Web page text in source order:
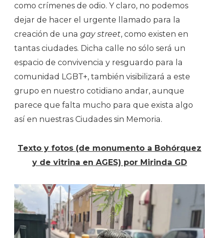
como crímenes de odio. Y claro, no podemos
dejar de hacer el urgente llamado para la
creación de una gay street, como existen en
tantas ciudades. Dicha calle no sólo será un
espacio de convivencia y resguardo para la
comunidad LGBT+, también visibilizará a este
grupo en nuestro cotidiano andar, aunque
parece que falta mucho para que exista algo
así en nuestras Ciudades sin Memoria.
Texto y fotos (de monumento a Bohórquez
y de vitrina en AGES) por Mirinda GD